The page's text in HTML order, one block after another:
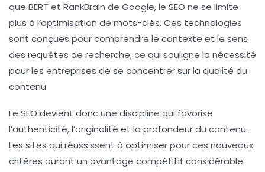
que BERT et RankBrain de Google, le SEO ne se limite
plus à l’optimisation de mots-clés. Ces technologies
sont conçues pour comprendre le contexte et le sens
des requêtes de recherche, ce qui souligne la nécessité
pour les entreprises de se concentrer sur la qualité du
contenu.
Le SEO devient donc une discipline qui favorise
l’authenticité, l’originalité et la profondeur du contenu.
Les sites qui réussissent à optimiser pour ces nouveaux
critères auront un avantage compétitif considérable.